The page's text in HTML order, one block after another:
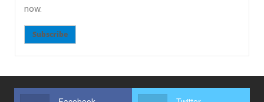
now.
Subscribe